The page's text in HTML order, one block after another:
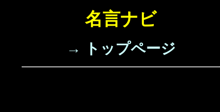
名言ナビ
→ トップページ